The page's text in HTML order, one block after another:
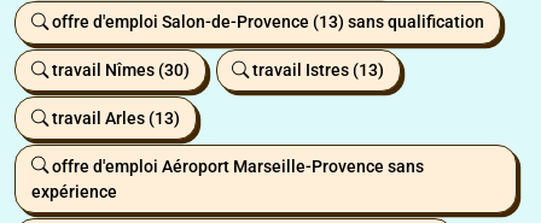
offre d'emploi Salon-de-Provence (13) sans qualification
travail Nîmes (30) travail Istres (13)
travail Arles (13)
offre d'emploi Aéroport Marseille-Provence sans
expérience